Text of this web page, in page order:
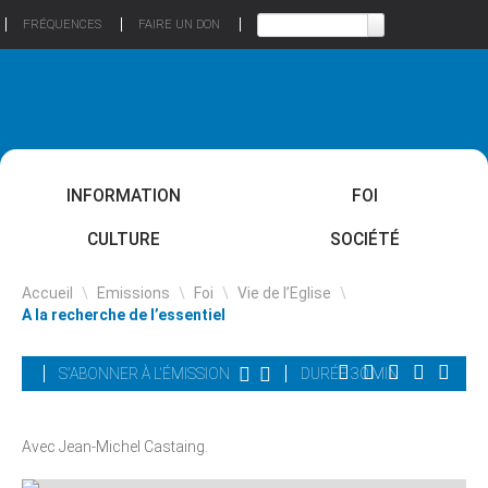
FRÉQUENCES FAIRE UN DON
INFORMATION FOI
CULTURE SOCIÉTÉ
Accueil \ Emissions \ Foi \ Vie de l’Eglise \
A la recherche de l’essentiel
S'ABONNER À L'ÉMISSION DURÉE 30 MIN
Avec Jean-Michel Castaing.